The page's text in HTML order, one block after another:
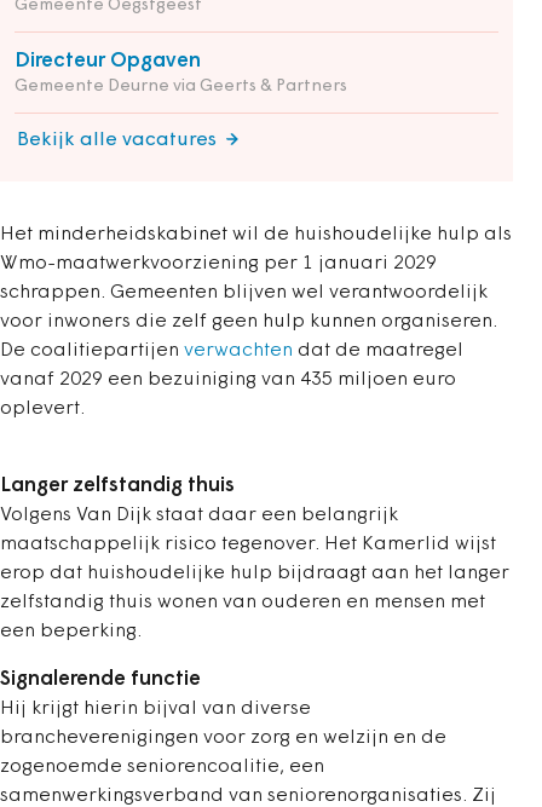
Gemeente Oegstgeest
Directeur Opgaven
Gemeente Deurne via Geerts & Partners
Bekijk alle vacatures
Het minderheidskabinet wil de huishoudelijke hulp als
Wmo-maatwerkvoorziening per 1 januari 2029
schrappen. Gemeenten blijven wel verantwoordelijk
voor inwoners die zelf geen hulp kunnen organiseren.
De coalitiepartijen verwachten dat de maatregel
vanaf 2029 een bezuiniging van 435 miljoen euro
oplevert.
Langer zelfstandig thuis
Volgens Van Dijk staat daar een belangrijk
maatschappelijk risico tegenover. Het Kamerlid wijst
erop dat huishoudelijke hulp bijdraagt aan het langer
zelfstandig thuis wonen van ouderen en mensen met
een beperking.
Signalerende functie
Hij krijgt hierin bijval van diverse
brancheverenigingen voor zorg en welzijn en de
zogenoemde seniorencoalitie, een
samenwerkingsverband van seniorenorganisaties. Zij